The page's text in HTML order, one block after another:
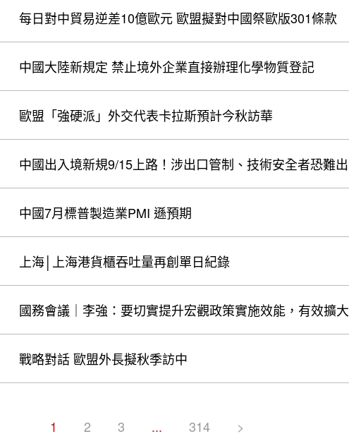
每日對中貿易逆差10億歐元 歐盟擬對中國祭歐版301條款
中國大陸新規定 禁止境外企業直接辦理化學物質登記
歐盟「強硬派」外交代表卡拉斯預計今秋訪華
中國出入境新規9/15上路！涉出口管制、技術安全者恐難
中國7月標普製造業PMI 遜預期
上海│上海港貨櫃吞吐量再創單日紀錄
國務會議｜李強：要切實提升宏觀政策實施效能，有效擴
戰略對話 歐盟外長擬秋季訪中
1 2 3 ... 314 >